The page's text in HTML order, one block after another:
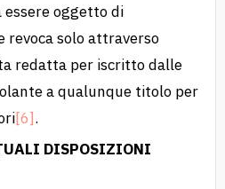
oggetto di
revoca solo attraverso
redatta per iscritto dalle
a qualunque titolo per
[6].
DISPOSIZIONI